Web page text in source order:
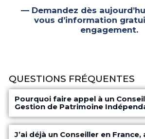
— Demandez dès
vous d’information
engagement.
QUESTIONS FRÉQUENTES
Pourquoi faire appel à un
Gestion de Patrimoine
J’ai déjà un Conseiller en France,